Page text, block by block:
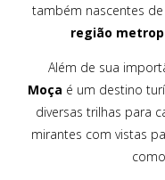
também nascentes
região
Além de sua
Moça é um destino
diversas trilhas para
mirantes com vistas